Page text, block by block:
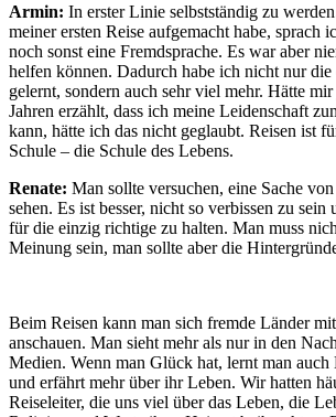
Armin: In erster Linie selbstständig zu
meiner ersten Reise aufgemacht habe, sprach
noch sonst eine Fremdsprache. Es war aber
helfen können. Dadurch habe ich nicht nur die
gelernt, sondern auch sehr viel mehr. Hätte
Jahren erzählt, dass ich meine Leidenschaft
kann, hätte ich das nicht geglaubt. Reisen ist
Schule – die Schule des Lebens.
Renate: Man sollte versuchen, eine Sache
sehen. Es ist besser, nicht so verbissen zu
für die einzig richtige zu halten. Man muss
Meinung sein, man sollte aber die
Beim Reisen kann man sich fremde Länder
anschauen. Man sieht mehr als nur in den
Medien. Wenn man Glück hat, lernt man auch
und erfährt mehr über ihr Leben. Wir hatten
Reiseleiter, die uns viel über das Leben, die